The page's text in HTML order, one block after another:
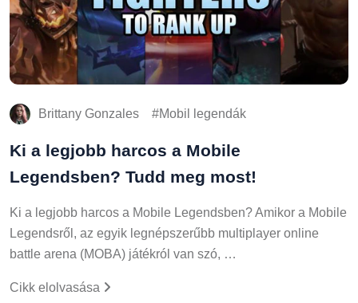
Brittany Gonzales Mobil legendák
Ki a legjobb harcos a Mobile
Legendsben? Tudd meg most!
Ki a legjobb harcos a Mobile Legendsben? Amikor a Mobile
Legendsről, az egyik legnépszerűbb multiplayer online
battle arena (MOBA) játékról van szó, …
Cikk elolvasása